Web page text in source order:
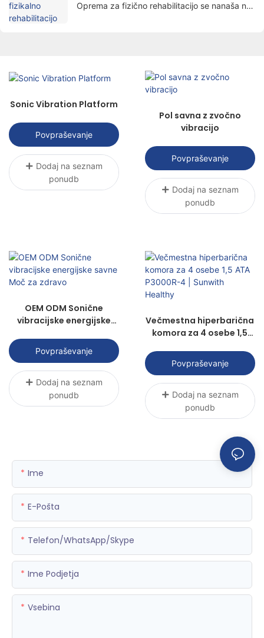
pospeševanja celjenja in obnove funkcij.
Oprema za fizično rehabilitacijo se nanaša na
Sonic Vibration Platform
Povpraševanje
Dodaj na seznam
ponudb
Pol savna z zvočno
vibracijo
Povpraševanje
Dodaj na seznam
ponudb
OEM ODM Sonične
vibracijske energijske
Povpraševanje
Dodaj na seznam
ponudb
Večmestna hiperbarična
komora za 4 osebe 1,5
Healthy
Povpraševanje
Dodaj na seznam
ponudb
Ime
E-Pošta
Telefon/WhatsApp/Skype
Ime Podjetja
Vsebina